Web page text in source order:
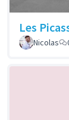
Les
Nicolas